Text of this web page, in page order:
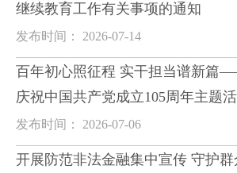
继续教育工作有关事项的通知
发布时间： 2026-07-14
百年初心照征程 实干担当谱新篇
庆祝中国共产党成立105周年主题
发布时间： 2026-07-06
开展防范非法金融集中宣传 守护